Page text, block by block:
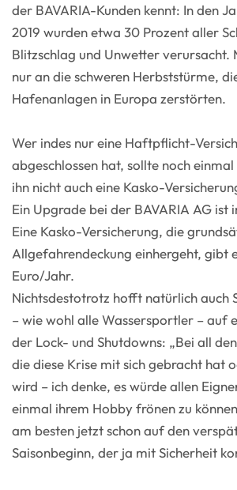
der BAVARIA-Kunden kennt: In den
2019 wurden etwa 30 Prozent aller
Blitzschlag und Unwetter verursacht.
nur an die schweren Herbststürme,
Hafenanlagen in Europa zerstörten.
Wer indes nur eine Haftpflicht-
abgeschlossen hat, sollte noch
ihn nicht auch eine Kasko-
Ein Upgrade bei der BAVARIA AG ist
Eine Kasko-Versicherung, die
Allgefahrendeckung einhergeht, gibt
Euro/Jahr.
Nichtsdestotrotz hofft natürlich auch
– wie wohl alle Wassersportler – auf
der Lock- und Shutdowns: „Bei all
die diese Krise mit sich gebracht hat
wird – ich denke, es würde allen
einmal ihrem Hobby frönen zu
am besten jetzt schon auf den
Saisonbeginn, der ja mit Sicherheit